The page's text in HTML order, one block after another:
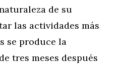
de su
las actividades más
se produce la
tres meses después